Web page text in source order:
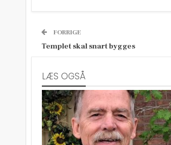
FORRIGE
Templet skal snart bygges
LÆS OGSÅ